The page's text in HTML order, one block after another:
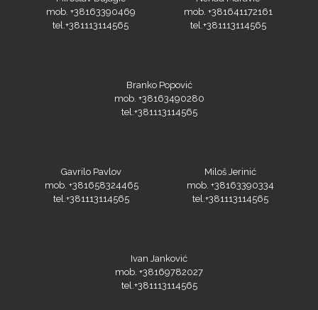
PlastGrommet
mob. +38163390469
tel.+381113114565
mob. +381641172161
tel.+381113114565
Branko Popović
mob. +38163490280
tel.+381113114565
Gavrilo Pavlov
mob. +381658324465
tel.+381113114565
Miloš Jerinić
mob. +38163390334
tel.+381113114565
Ivan Janković
mob. +38169782027
tel.+381113114565